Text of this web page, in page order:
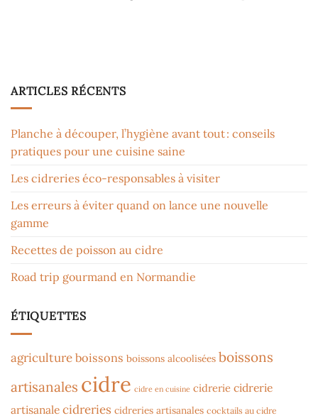
ARTICLES RÉCENTS
Planche à découper, l’hygiène avant tout : conseils
pratiques pour une cuisine saine
Les cidreries éco-responsables à visiter
Les erreurs à éviter quand on lance une nouvelle
gamme
Recettes de poisson au cidre
Road trip gourmand en Normandie
ÉTIQUETTES
agriculture boissons boissons alcoolisées boissons
artisanales cidre cidre en cuisine cidrerie cidrerie
artisanale cidreries cidreries artisanales cocktails au cidre